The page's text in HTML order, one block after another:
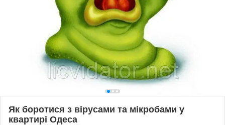
Як боротися з вірусами та мікробами у
квартирі Одеса